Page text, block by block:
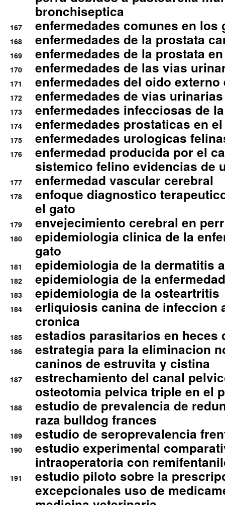
bronchiseptica
167 enfermedades comunes en los
168 enfermedades de la prostata
169 enfermedades de la prostata
170 enfermedades de las vias
171 enfermedades del oido
172 enfermedades de vias
173 enfermedades infecciosas de
174 enfermedades prostaticas en
175 enfermedades urologicas
176
enfermedad producida por el
sistemico felino evidencias de
177 enfermedad vascular cerebral
178
enfoque diagnostico
el gato
179 envejecimiento cerebral en
180
epidemiologia clinica de la
gato
181 epidemiologia de la dermatitis
182 epidemiologia de la
183 epidemiologia de la osteartritis
184
erliquiosis canina de infeccion
cronica
185 estadios parasitarios en heces
186
estrategia para la eliminacion
caninos de estruvita y cistina
187
estrechamiento del canal
osteotomia pelvica triple en el
188
estudio de prevalencia de
raza bulldog frances
189 estudio de seroprevalencia
190
estudio experimental
intraoperatoria con
191
estudio piloto sobre la
excepcionales uso de